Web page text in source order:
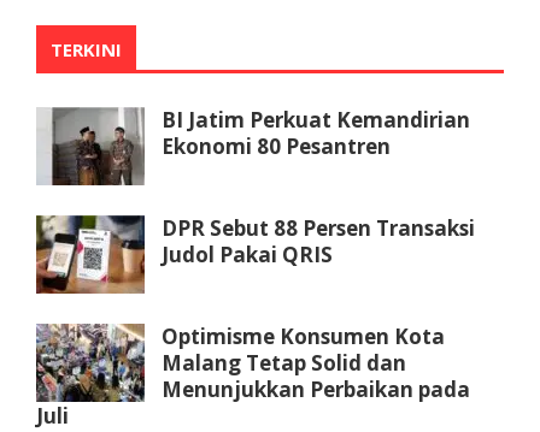
TERKINI
BI Jatim Perkuat Kemandirian
Ekonomi 80 Pesantren
DPR Sebut 88 Persen Transaksi
Judol Pakai QRIS
Optimisme Konsumen Kota
Malang Tetap Solid dan
Menunjukkan Perbaikan pada
Juli